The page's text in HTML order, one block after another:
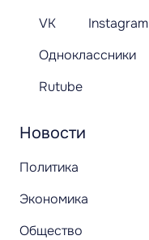
Новости
Политика
Экономика
Общество
VK Instagram
Одноклассники
Rutube